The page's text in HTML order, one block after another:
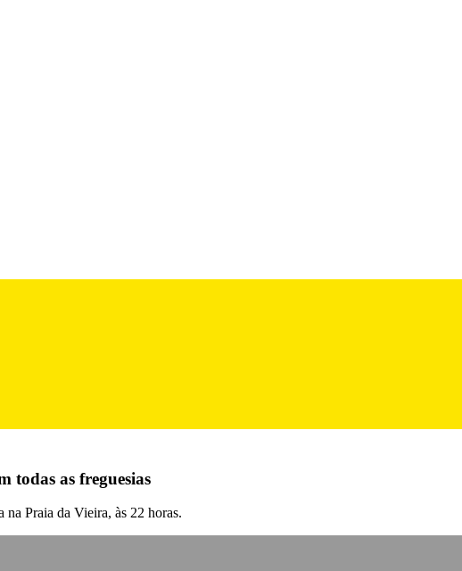
todas as freguesias
na Praia da Vieira, às 22 horas.